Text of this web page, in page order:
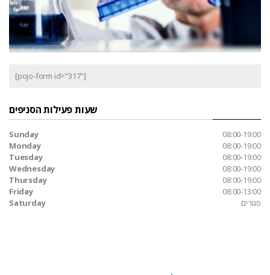
[pojo-form id="317"]
שעות פעילות הסניפים
Sunday
08:00-19:00
Monday
08:00-19:00
Tuesday
08:00-19:00
Wednesday
08:00-19:00
Thursday
08:00-19:00
Friday
08:00-13:00
Saturday
סגורים